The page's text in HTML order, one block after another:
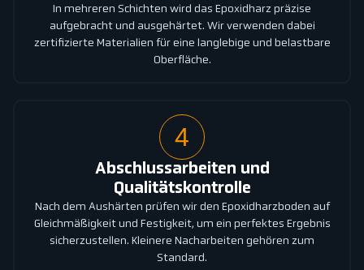
In mehreren Schichten wird das Epoxidharz präzise
aufgebracht und ausgehärtet. Wir verwenden dabei
zertifizierte Materialien für eine langlebige und belastbare
Oberfläche.
4
Abschlussarbeiten und
Qualitätskontrolle
Nach dem Aushärten prüfen wir den Epoxidharzboden auf
Gleichmäßigkeit und Festigkeit, um ein perfektes Ergebnis
sicherzustellen. Kleinere Nacharbeiten gehören zum
Standard.